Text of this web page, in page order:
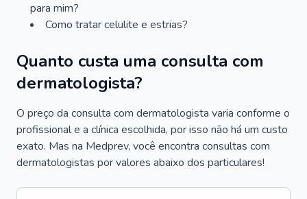
para mim?
Como tratar celulite e estrias?
Quanto custa uma consulta com
dermatologista?
O preço da consulta com dermatologista varia conforme o
profissional e a clínica escolhida, por isso não há um custo
exato. Mas na Medprev, você encontra consultas com
dermatologistas por valores abaixo dos particulares!